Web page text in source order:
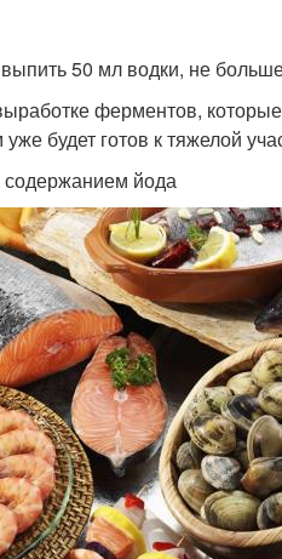
50 мл водки, не
ферментов,
будет готов к тяжелой
содержанием йода